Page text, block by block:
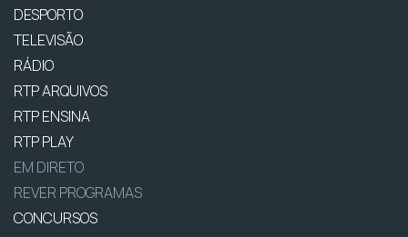
DESPORTO
TELEVISÃO
RÁDIO
RTP ARQUIVOS
RTP ENSINA
RTP PLAY
EM DIRETO
REVER PROGRAMAS
CONCURSOS